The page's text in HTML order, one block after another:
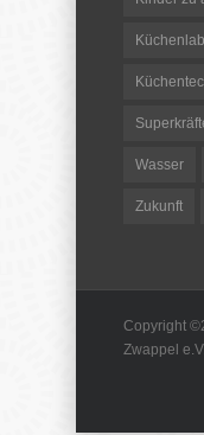
Wasser
Zukunft
Copyright
Zwappel e.V.